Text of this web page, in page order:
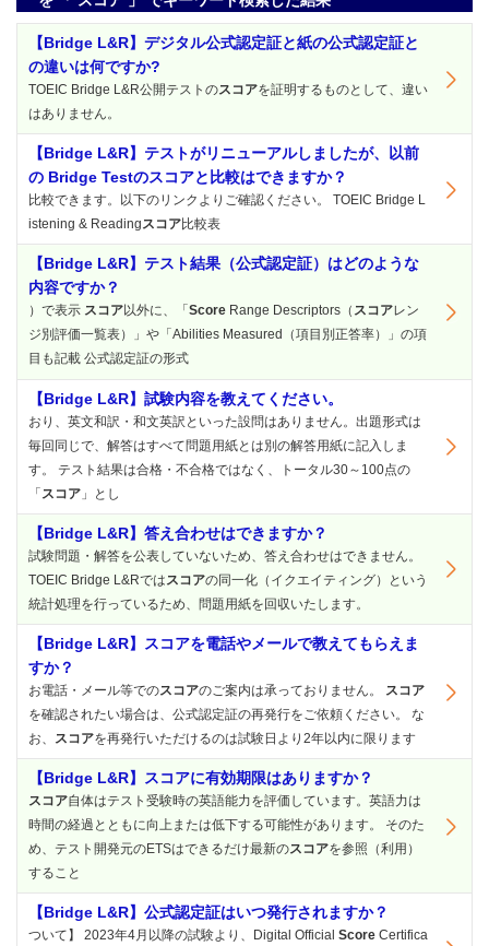
【Bridge L&R】デジタル公式認定証と紙の公式認定証と
の違いは何ですか?
TOEIC Bridge L&R公開テストのスコアを証明するものとして、違い
はありません。
【Bridge L&R】テストがリニューアルしましたが、以前
の Bridge Testのスコアと比較はできますか？
比較できます。以下のリンクよりご確認ください。 TOEIC Bridge L
istening & Readingスコア比較表
【Bridge L&R】テスト結果（公式認定証）はどのような
内容ですか？
）で表示 スコア以外に、「 Score Range Descriptors（ スコアレン
ジ別評価一覧表）」や「Abilities Measured（項目別正答率）」の項
目も記載 公式認定証の形式
【Bridge L&R】試験内容を教えてください。
おり、英文和訳・和文英訳といった設問はありません。出題形式は
毎回同じで、解答はすべて問題用紙とは別の解答用紙に記入しま
す。 テスト結果は合格・不合格ではなく、トータル30～100点の
「 スコア 」とし
【Bridge L&R】答え合わせはできますか？
試験問題・解答を公表していないため、答え合わせはできません。
TOEIC Bridge L&Rでは スコアの同一化（イクエイティング）という
統計処理を行っているため、問題用紙を回収いたします。
【Bridge L&R】スコアを電話やメールで教えてもらえま
すか？
お電話・メール等でのスコアのご案内は承っておりません。 スコア
を確認されたい場合は、公式認定証の再発行をご依頼ください。 な
お、 スコアを再発行いただけるのは試験日より2年以内に限ります
【Bridge L&R】スコアに有効期限はありますか？
スコア自体はテスト受験時の英語能力を評価しています。英語力は
時間の経過とともに向上または低下する可能性があります。 そのた
め、テスト開発元のETSはできるだけ最新のスコアを参照（利用）
すること
【Bridge L&R】公式認定証はいつ発行されますか？
ついて】 2023年4月以降の試験より、Digital Official Score Certifica